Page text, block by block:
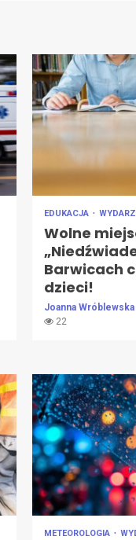
EDUKACJA
Wolne
Barwicach
dzieci!
Joanna Wróblewska
22
METEOROLOGIA